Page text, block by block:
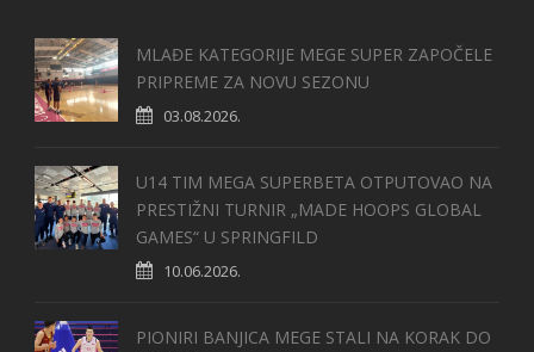
MLAĐE KATEGORIJE MEGE SUPER ZAPOČELE
PRIPREME ZA NOVU SEZONU
03.08.2026.
U14 TIM MEGA SUPERBETA OTPUTOVAO NA
PRESTIŽNI TURNIR „MADE HOOPS GLOBAL
GAMES“ U SPRINGFILD
10.06.2026.
PIONIRI BANJICA MEGE STALI NA KORAK DO